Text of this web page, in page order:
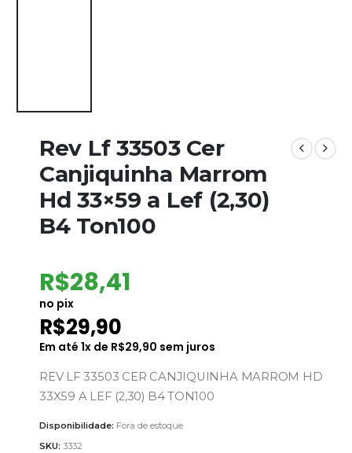
Rev Lf 33503 Cer
Canjiquinha Marrom
Hd 33×59 a Lef (2,30)
B4 Ton100
R$28,41
no pix
R$29,90
Em até 1x de R$29,90 sem juros
REV LF 33503 CER CANJIQUINHA MARROM HD
33X59 A LEF (2,30) B4 TON100
Disponibilidade: Fora de estoque
SKU: 3332